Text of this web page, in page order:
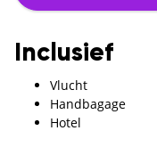
Inclusief
Vlucht
Handbagage
Hotel